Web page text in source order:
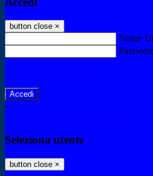
button close ×
Nome
-
Seleziona utente
button close ×